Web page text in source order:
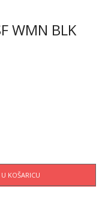
WMN BLK
KOŠARICU